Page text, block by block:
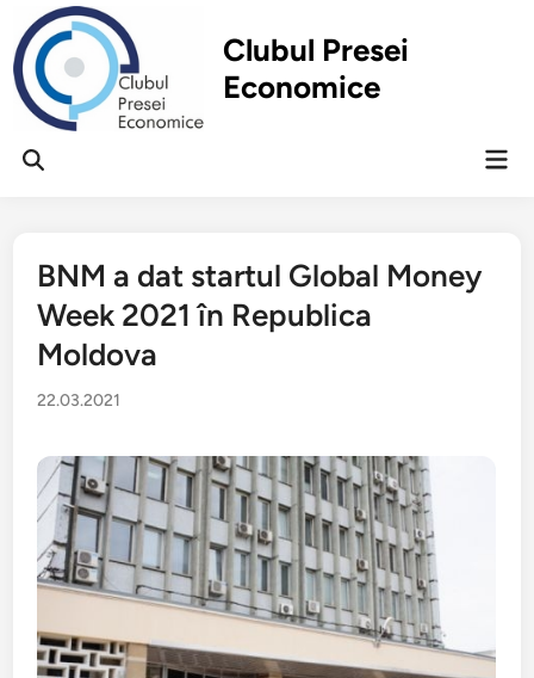
Перейти
содержимому
Clubul Presei
Economice
Открыть
BNM a dat startul Global Money
Week 2021 în Republica
Moldova
22.03.2021